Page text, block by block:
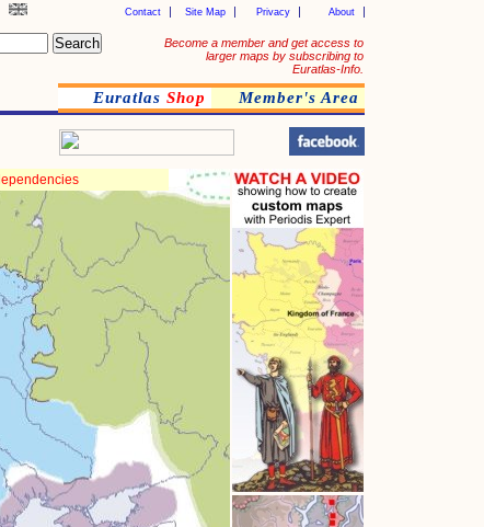
Become a member and get access to
larger maps by subscribing to
Euratlas-Info.
About
Privacy
Site Map
Contact
Euratlas Shop Member's Area